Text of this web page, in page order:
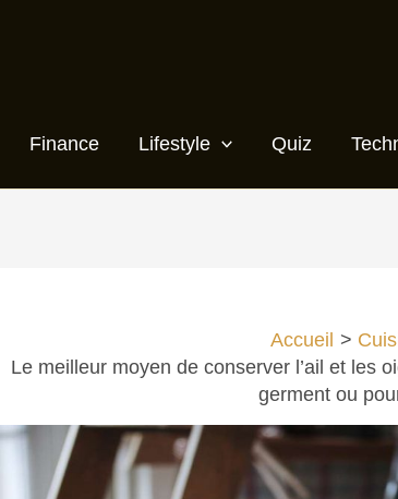
Finance Lifestyle Quiz
Accueil
Le meilleur moyen de conserver l’ail et les
germent ou